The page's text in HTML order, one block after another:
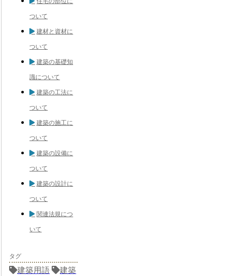
ついて
建材と資材に
ついて
建築の基礎知
識について
建築の工法に
ついて
建築の施工に
ついて
建築の設備に
ついて
建築の設計に
ついて
関連法規につ
いて
タグ
建築用語
建築